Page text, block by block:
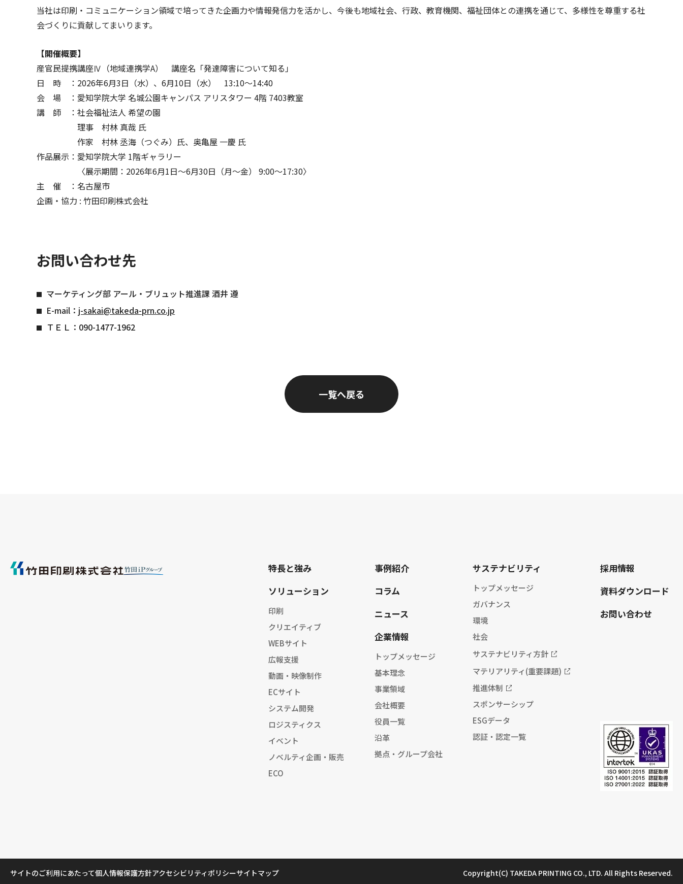
当社は印刷・コミュニケーション領域で培ってきた企画力や情報発信力を活かし、今後も地域社会、行政、教育機関、福祉団体との連携を通じて、多様性を尊重する社
会づくりに貢献してまいります。
【開催概要】
産官民提携講座Ⅳ（地域連携学A） 講座名「発達障害について知る」
日 時 ：2026年6月3日（水）、6月10日（水） 13:10～14:40
会 場 ：愛知学院大学 名城公園キャンパス アリスタワー 4階 7403教室
講 師 ：社会福祉法人 希望の園
理事 村林 真哉 氏
作家 村林 丞海（つぐみ）氏、奥亀屋 一慶 氏
作品展示：愛知学院大学 1階ギャラリー
〈展示期間：2026年6月1日～6月30日（月～金） 9:00～17:30〉
主 催 ：名古屋市
企画・協力 : 竹田印刷株式会社
お問い合わせ先
マーケティング部 アール・ブリュット推進課 酒井 遵
E-mail： j-sakai@takeda-prn.co.jp
ＴＥＬ：090-1477-1962
一覧へ戻る
特長と強み
ソリューション
印刷
クリエイティブ
WEBサイト
広報支援
動画・映像制作
ECサイト
システム開発
ロジスティクス
イベント
ノベルティ企画・販売
ECO
事例紹介
コラム
ニュース
企業情報
トップメッセージ
基本理念
事業領域
会社概要
役員一覧
沿革
拠点・グループ会社
サステナビリティ
トップメッセージ
ガバナンス
環境
社会
サステナビリティ方針
マテリアリティ(重要課題)
推進体制
スポンサーシップ
ESGデータ
認証・認定一覧
採用情報
資料ダウンロード
お問い合わせ
サイトのご利用にあたって個人情報保護方針アクセシビリティポリシーサイトマップ Copyright(C) TAKEDA PRINTING CO., LTD. All Rights Reserved.